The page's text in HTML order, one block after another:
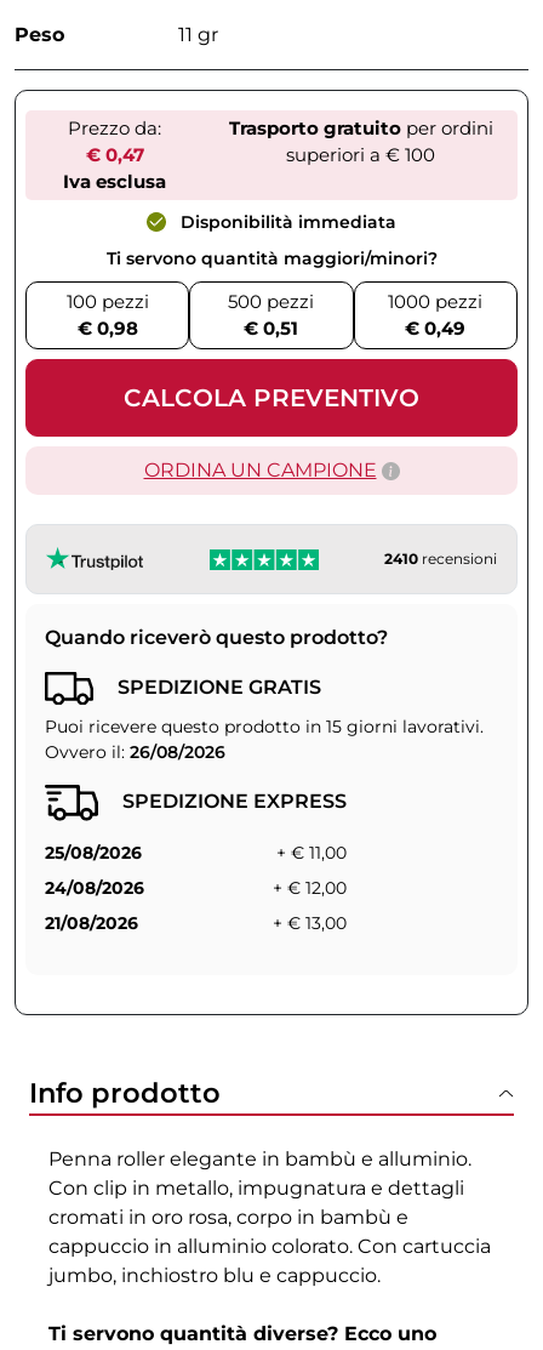
Peso 11 gr
Prezzo da:
€ 0,47
Iva esclusa
Trasporto gratuitoper ordini
superiori a € 100
Disponibilità immediata
Ti servono quantità maggiori/minori?
100 pezzi
€ 0,98
500 pezzi
€ 0,51
1000 pezzi
€ 0,49
CALCOLA PREVENTIVO
ORDINA UN CAMPIONE
2410 recensioni
Quando riceverò questo prodotto?
SPEDIZIONE GRATIS
Puoi ricevere questo prodotto in 15 giorni lavorativi.
Ovvero il: 26/08/2026
SPEDIZIONE EXPRESS
25/08/2026
+ € 11,00
24/08/2026
+ € 12,00
21/08/2026
+ € 13,00
Info prodotto
Penna roller elegante in bambù e alluminio.
Con clip in metallo, impugnatura e dettagli
cromati in oro rosa, corpo in bambù e
cappuccio in alluminio colorato. Con cartuccia
jumbo, inchiostro blu e cappuccio.
Ti servono quantità diverse? Ecco uno